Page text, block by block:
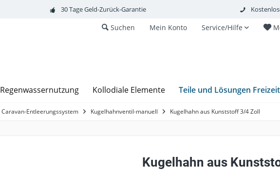
30 Tage Geld-Zurück-Garantie
Service/Hilfe
Mein Konto
Suchen
Regenwassernutzung Kollodiale Elemente Teile und Lösungen
Caravan-Entleerungssystem Kugelhahnventil-manuell Kugelhahn aus Kunststoff 3/4 Zoll
Kugelhahn aus